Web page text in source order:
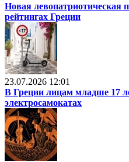
Новая левопатриотическая
рейтингах Греции
23.07.2026 12:01
В Греции лицам младше 17
электросамокатах